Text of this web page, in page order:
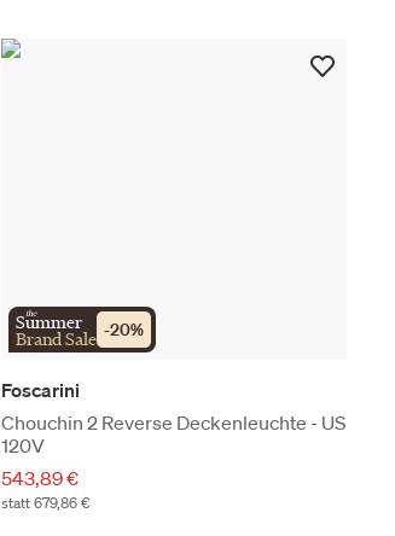
the
Summer
Brand Sale -20%
Foscarini
Chouchin 2 Reverse Deckenleuchte - US
120V
543,89 €
statt 679,86 €